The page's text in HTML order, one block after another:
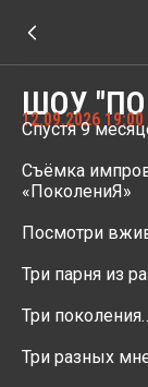
ШОУ
12.09.2026 19:00
Спустя 9
Съёмка
«ПоколениЯ»
Посмотри
Три парня из
Три
Три разных